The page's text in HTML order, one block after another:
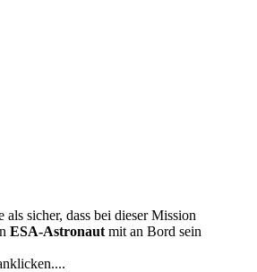
sicher, dass bei dieser Mission
ESA-Astronaut mit an Bord sein